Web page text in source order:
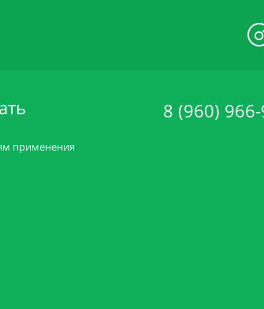
применения
8 (960)